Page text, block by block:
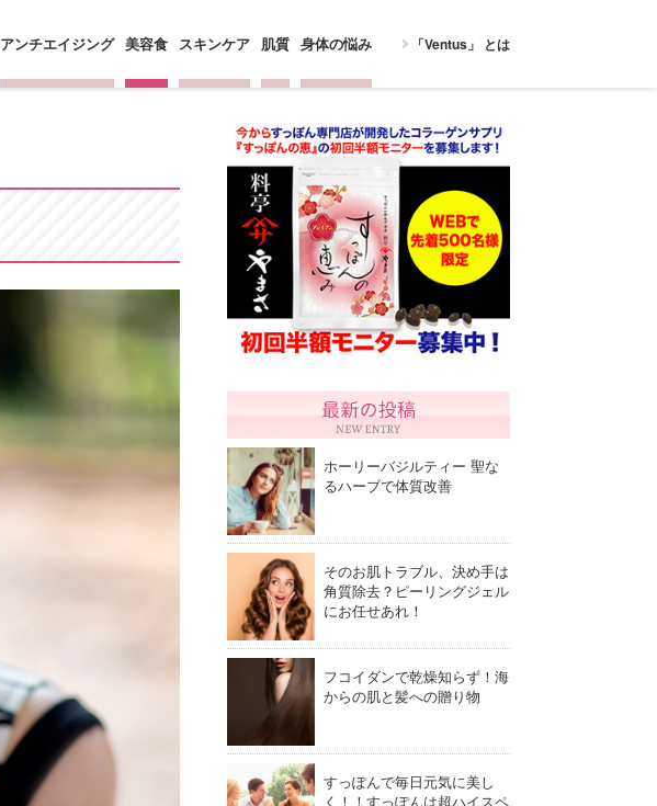
アンチエイジング 美容食 スキンケア 肌質 身体の悩み 「Ventus」 とは
ホーリーバジルティー 聖な
るハーブで体質改善
そのお肌トラブル、決め手は
角質除去？ピーリングジェル
にお任せあれ！
フコイダンで乾燥知らず！海
からの肌と髪への贈り物
すっぽんで毎日元気に美し
く！！すっぽんは超ハイスペ